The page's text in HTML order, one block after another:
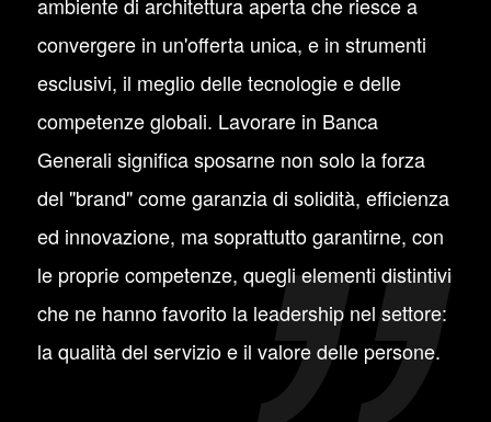
convergere in un'offerta unica, e in strumenti
esclusivi, il meglio delle tecnologie e delle
competenze globali. Lavorare in Banca
Generali significa sposarne non solo la forza
del "brand" come garanzia di solidità, efficienza
ed innovazione, ma soprattutto garantirne, con
le proprie competenze, quegli elementi distintivi
che ne hanno favorito la leadership nel settore:
la qualità del servizio e il valore delle persone.